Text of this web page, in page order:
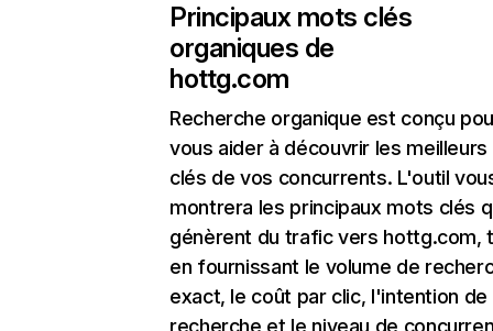
Principaux mots clés
organiques de
hottg.com
Recherche organique est conçu
vous aider à découvrir les
clés de vos concurrents. L'outil
montrera les principaux mots clés
génèrent du trafic vers hottg.com,
en fournissant le volume de
exact, le coût par clic, l'intention de
recherche et le niveau de